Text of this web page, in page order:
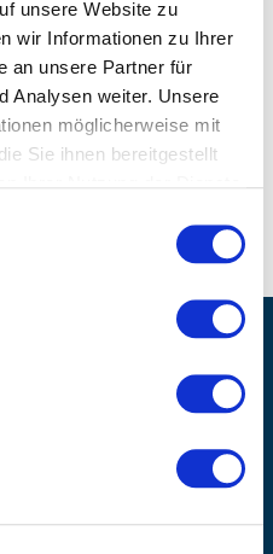
unsere Website zu
wir Informationen zu Ihrer
an unsere Partner für
Analysen weiter. Unsere
möglicherweise mit
Sie ihnen bereitgestellt
lassen sich die
beanspruchter
Dolo-cyl® Öl / Balsam